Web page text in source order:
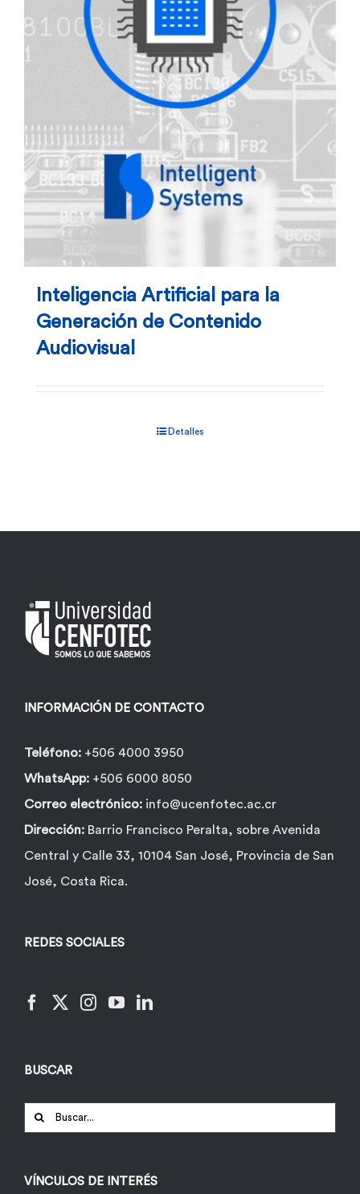
Inteligencia Artificial para la
Generación de Contenido
Audiovisual
Detalles
INFORMACIÓN DE CONTACTO
Teléfono: +506 4000 3950
WhatsApp: +506 6000 8050
Correo electrónico: info@ucenfotec.ac.cr
Dirección: Barrio Francisco Peralta, sobre Avenida
Central y Calle 33, 10104 San José, Provincia de San
José, Costa Rica.
REDES SOCIALES
BUSCAR
Buscar:
VÍNCULOS DE INTERÉS